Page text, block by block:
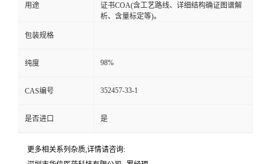
用途
证书COA(含工艺路线、详细结构确证图谱解
析、含量标定等)。
包装规格
纯度 98%
CAS编号 352457-33-1
是否进口 是
更多相关系列杂质,详情请咨询: